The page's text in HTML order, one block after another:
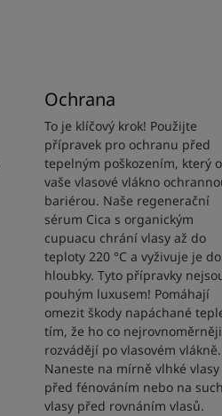
Ochrana
To je klíčový krok! Použijte
přípravek pro ochranu před
tepelným poškozením, který
vaše vlasové vlákno
bariérou. Naše regenerační
sérum Cica s organickým
cupuacu chrání vlasy až do
teploty 220 °C a vyživuje je do
hloubky. Tyto přípravky
pouhým luxusem! Pomáhají
omezit škody napáchané
tím, že ho co nejrovnoměrněji
rozvádějí po vlasovém vlákně.
Naneste na mírně vlhké vlasy
před fénováním nebo na
vlasy před rovnáním vlasů.